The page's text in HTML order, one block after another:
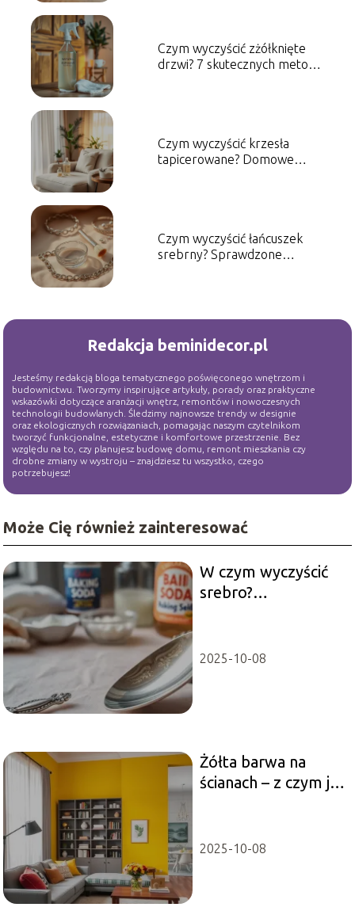
Czym wyczyścić zżółknięte
drzwi? 7 skutecznych metod
Czym wyczyścić krzesła
tapicerowane? Domowe
Czym wyczyścić łańcuszek
srebrny? Sprawdzone
Redakcja beminidecor.pl
Jesteśmy redakcją bloga tematycznego poświęconego wnętrzom i
budownictwu. Tworzymy inspirujące artykuły, porady oraz praktyczne
wskazówki dotyczące aranżacji wnętrz, remontów i nowoczesnych
technologii budowlanych. Śledzimy najnowsze trendy w designie
oraz ekologicznych rozwiązaniach, pomagając naszym czytelnikom
tworzyć funkcjonalne, estetyczne i komfortowe przestrzenie. Bez
względu na to, czy planujesz budowę domu, remont mieszkania czy
drobne zmiany w wystroju – znajdziesz tu wszystko, czego
potrzebujesz!
Może Cię również zainteresować
W czym wyczyścić
srebro?
czyszczenie
2025-10-08
Żółta barwa na
ścianach – z czym ją
2025-10-08